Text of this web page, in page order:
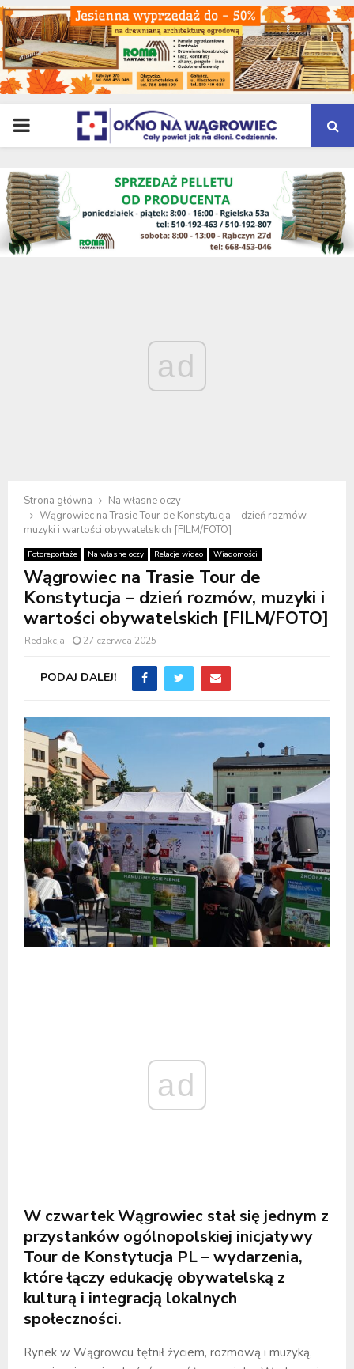
PRIMARY
MENU
ad
Strona główna
Na własne oczy
Wągrowiec na Trasie Tour de Konstytucja – dzień rozmów,
muzyki i wartości obywatelskich [FILM/FOTO]
Fotoreportaże Na własne oczy Relacje wideo Wiadomości
Wągrowiec na Trasie Tour de
Konstytucja – dzień rozmów, muzyki i
wartości obywatelskich [FILM/FOTO]
Redakcja 27 czerwca 2025
PODAJ DALEJ!
ad
W czwartek Wągrowiec stał się jednym z
przystanków ogólnopolskiej inicjatywy
Tour de Konstytucja PL – wydarzenia,
które łączy edukację obywatelską z
kulturą i integracją lokalnych
społeczności.
Rynek w Wągrowcu tętnił życiem, rozmową i muzyką,